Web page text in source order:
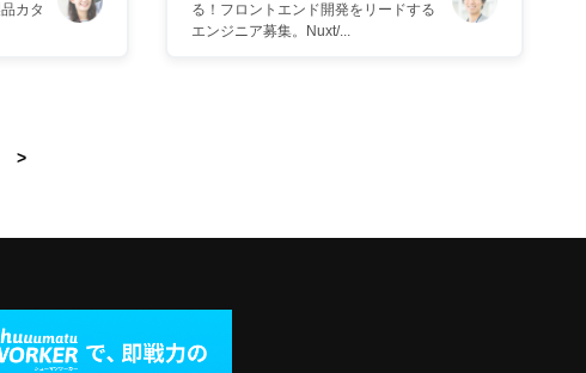
カタ
る！フロントエンド開発をリードする
エンジニア募集。Nuxt/...
>